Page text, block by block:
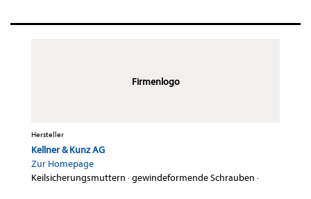
Firmenlogo
Hersteller
Kellner & Kunz AG
Zur Homepage
Keilsicherungsmuttern ·gewindeformende Schrauben ·